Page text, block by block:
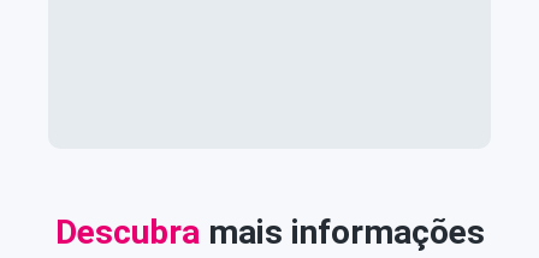
Descubramais informações